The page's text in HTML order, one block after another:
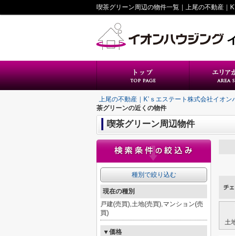
上尾の不動産｜K’ｓエステート株式会社イオ
茶グリーンの近くの物件
喫茶グリーン周辺物件
土
種別で絞り込む
現在の種別
戸建(売買),土地(売買),マンション(売
買)
▼価格